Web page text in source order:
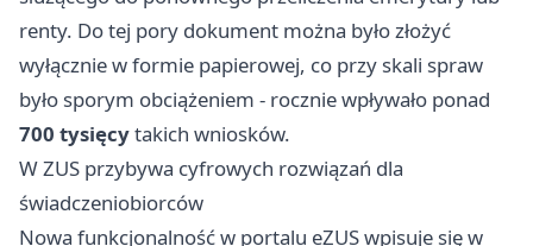
renty. Do tej pory dokument można było złożyć
wyłącznie w formie papierowej, co przy skali spraw
było sporym obciążeniem - rocznie wpływało ponad
700 tysięcytakich wniosków.
W ZUS przybywa cyfrowych rozwiązań dla
świadczeniobiorców
Nowa funkcjonalność w portalu eZUS wpisuje się w